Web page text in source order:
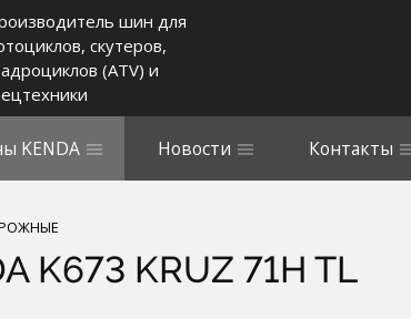
шин для
скутеров,
(ATV) и
KENDA Новости Контакты
K673 KRUZ 71H TL